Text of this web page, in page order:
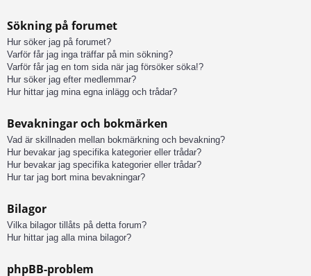
Sökning på forumet
Hur söker jag på forumet?
Varför får jag inga träffar på min sökning?
Varför får jag en tom sida när jag försöker söka!?
Hur söker jag efter medlemmar?
Hur hittar jag mina egna inlägg och trådar?
Bevakningar och bokmärken
Vad är skillnaden mellan bokmärkning och bevakning?
Hur bevakar jag specifika kategorier eller trådar?
Hur bevakar jag specifika kategorier eller trådar?
Hur tar jag bort mina bevakningar?
Bilagor
Vilka bilagor tillåts på detta forum?
Hur hittar jag alla mina bilagor?
phpBB-problem